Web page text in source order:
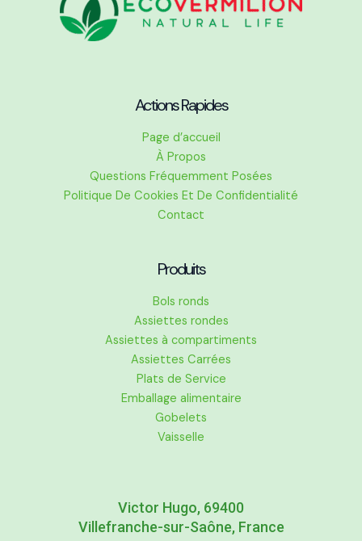
Actions Rapides
Page d’accueil
À Propos
Questions Fréquemment Posées
Politique De Cookies Et De Confidentialité
Contact
Produits
Bols ronds
Assiettes rondes
Assiettes à compartiments
Assiettes Carrées
Plats de Service
Emballage alimentaire
Gobelets
Vaisselle
Victor Hugo, 69400
Villefranche-sur-Saône, France